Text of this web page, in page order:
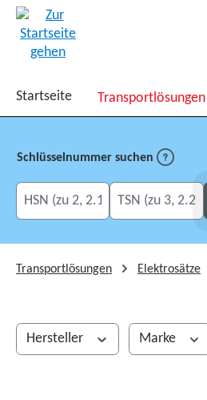
Startseite Transportlösungen
Schlüsselnummer suchen
HSN eingeben
TSN eingeben
Transportlösungen Elektrosätze
Hersteller Marke